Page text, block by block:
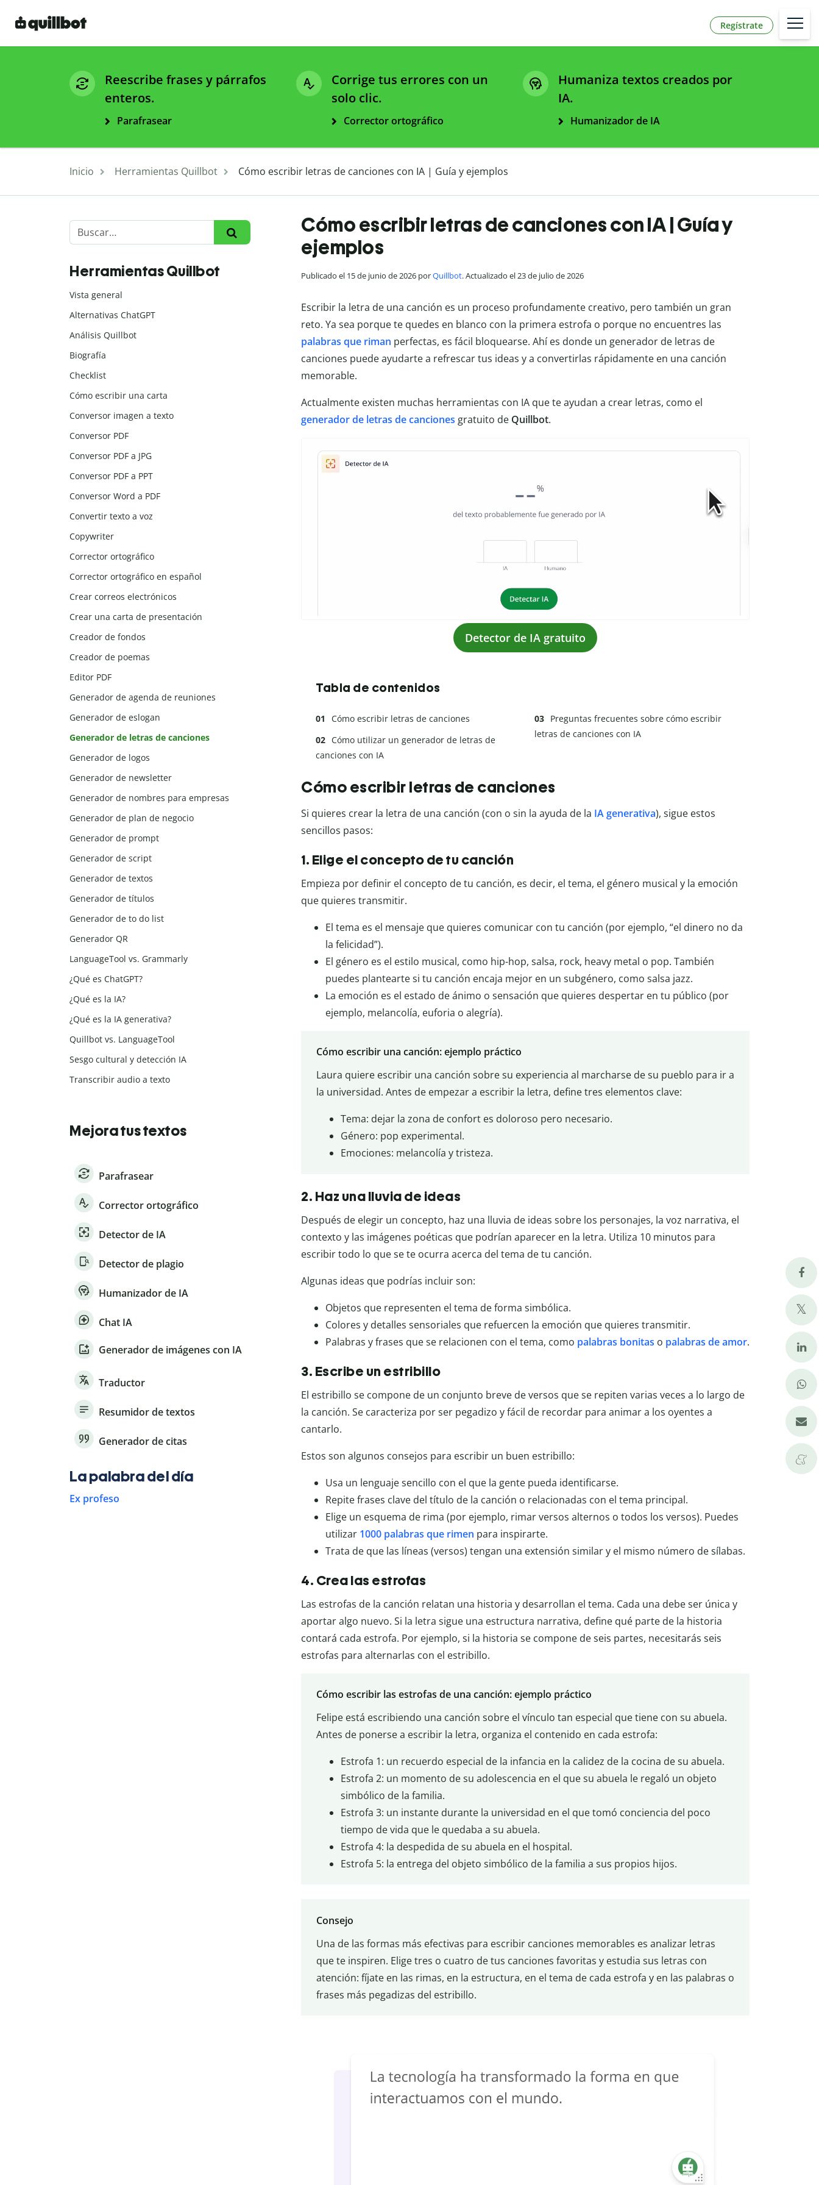
Regístrate
Reescribe frases y párrafos
enteros.
Parafrasear
Corrige tus errores con un
solo clic.
Corrector ortográfico
Humaniza textos creados por
IA.
Humanizador de IA
Inicio Herramientas Quillbot Cómo escribir letras de canciones con IA | Guía y ejemplos
Cómo escribir letras de canciones con IA | Guía y
ejemplos
Publicado el 15 de junio de 2026 porQuillbot. Actualizado el 23 de julio de 2026
Escribir la letra de una canción es un proceso profundamente creativo, pero también un gran
reto. Ya sea porque te quedes en blanco con la primera estrofa o porque no encuentres las
palabras que riman perfectas, es fácil bloquearse. Ahí es donde un generador de letras de
canciones puede ayudarte a refrescar tus ideas y a convertirlas rápidamente en una canción
memorable.
Actualmente existen muchas herramientas con IA que te ayudan a crear letras, como el
generador de letras de canciones gratuito de Quillbot.
Detector de IA gratuito
Tabla de contenidos
Cómo escribir letras de canciones
Cómo utilizar un generador de letras de
canciones con IA
Preguntas frecuentes sobre cómo escribir
letras de canciones con IA
Cómo escribir letras de canciones
Si quieres crear la letra de una canción (con o sin la ayuda de la IA generativa), sigue estos
sencillos pasos:
1. Elige el concepto de tu canción
Empieza por definir el concepto de tu canción, es decir, el tema, el género musical y la emoción
que quieres transmitir.
El tema es el mensaje que quieres comunicar con tu canción (por ejemplo, “el dinero no da
la felicidad”).
El género es el estilo musical, como hip-hop, salsa, rock, heavy metal o pop. También
puedes plantearte si tu canción encaja mejor en un subgénero, como salsa jazz.
La emoción es el estado de ánimo o sensación que quieres despertar en tu público (por
ejemplo, melancolía, euforia o alegría).
Cómo escribir una canción: ejemplo práctico
Laura quiere escribir una canción sobre su experiencia al marcharse de su pueblo para ir a
la universidad. Antes de empezar a escribir la letra, define tres elementos clave:
Tema: dejar la zona de confort es doloroso pero necesario.
Género: pop experimental.
Emociones: melancolía y tristeza.
2. Haz una lluvia de ideas
Después de elegir un concepto, haz una lluvia de ideas sobre los personajes, la voz narrativa, el
contexto y las imágenes poéticas que podrían aparecer en la letra. Utiliza 10 minutos para
escribir todo lo que se te ocurra acerca del tema de tu canción.
Algunas ideas que podrías incluir son:
Objetos que representen el tema de forma simbólica.
Colores y detalles sensoriales que refuercen la emoción que quieres transmitir.
Palabras y frases que se relacionen con el tema, como palabras bonitas o palabras de amor.
3. Escribe un estribillo
El estribillo se compone de un conjunto breve de versos que se repiten varias veces a lo largo de
la canción. Se caracteriza por ser pegadizo y fácil de recordar para animar a los oyentes a
cantarlo.
Estos son algunos consejos para escribir un buen estribillo:
Usa un lenguaje sencillo con el que la gente pueda identificarse.
Repite frases clave del título de la canción o relacionadas con el tema principal.
Elige un esquema de rima (por ejemplo, rimar versos alternos o todos los versos). Puedes
utilizar 1000 palabras que rimen para inspirarte.
Trata de que las líneas (versos) tengan una extensión similar y el mismo número de sílabas.
4. Crea las estrofas
Las estrofas de la canción relatan una historia y desarrollan el tema. Cada una debe ser única y
aportar algo nuevo. Si la letra sigue una estructura narrativa, define qué parte de la historia
contará cada estrofa. Por ejemplo, si la historia se compone de seis partes, necesitarás seis
estrofas para alternarlas con el estribillo.
Cómo escribir las estrofas de una canción: ejemplo práctico
Felipe está escribiendo una canción sobre el vínculo tan especial que tiene con su abuela.
Antes de ponerse a escribir la letra, organiza el contenido en cada estrofa:
Estrofa 1: un recuerdo especial de la infancia en la calidez de la cocina de su abuela.
Estrofa 2: un momento de su adolescencia en el que su abuela le regaló un objeto
simbólico de la familia.
Estrofa 3: un instante durante la universidad en el que tomó conciencia del poco
tiempo de vida que le quedaba a su abuela.
Estrofa 4: la despedida de su abuela en el hospital.
Estrofa 5: la entrega del objeto simbólico de la familia a sus propios hijos.
Consejo
Una de las formas más efectivas para escribir canciones memorables es analizar letras
que te inspiren. Elige tres o cuatro de tus canciones favoritas y estudia sus letras con
atención: fíjate en las rimas, en la estructura, en el tema de cada estrofa y en las palabras o
frases más pegadizas del estribillo.
Herramientas Quillbot
Vista general
Alternativas ChatGPT
Análisis Quillbot
Biografía
Checklist
Cómo escribir una carta
Conversor imagen a texto
Conversor PDF
Conversor PDF a JPG
Conversor PDF a PPT
Conversor Word a PDF
Convertir texto a voz
Copywriter
Corrector ortográfico
Corrector ortográfico en español
Crear correos electrónicos
Crear una carta de presentación
Creador de fondos
Creador de poemas
Editor PDF
Generador de agenda de reuniones
Generador de eslogan
Generador de letras de canciones
Generador de logos
Generador de newsletter
Generador de nombres para empresas
Generador de plan de negocio
Generador de prompt
Generador de script
Generador de textos
Generador de títulos
Generador de to do list
Generador QR
LanguageTool vs. Grammarly
¿Qué es ChatGPT?
¿Qué es la IA?
¿Qué es la IA generativa?
Quillbot vs. LanguageTool
Sesgo cultural y detección IA
Transcribir audio a texto
Mejora tus textos
Parafrasear
Corrector ortográfico
Detector de IA
Detector de plagio
Humanizador de IA
Chat IA
Generador de imágenes con IA
Traductor
Resumidor de textos
Generador de citas
La palabra del día
Ex profeso